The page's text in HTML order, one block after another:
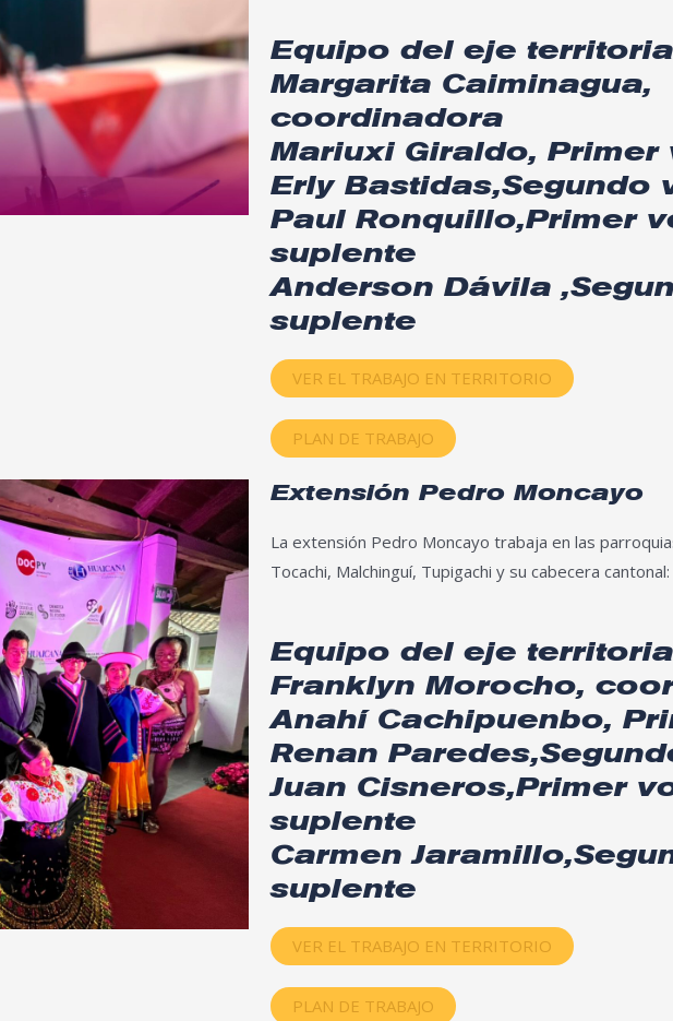
Equipo del eje
Margarita Caiminagua,
coordinadora
Mariuxi Giraldo, Primer
Erly Bastidas,Segundo
Paul Ronquillo,Primer
suplente
Anderson Dávila
suplente
VER EL TRABAJO EN TERRITORIO
PLAN DE TRABAJO
Extensión Pedro Moncayo
La extensión Pedro Moncayo trabaja en las
Tocachi, Malchinguí, Tupigachi y su cabecera
Equipo del eje
Franklyn Morocho,
Anahí Cachipuenbo,
Renan
Juan Cisneros,Primer
suplente
Carmen
suplente
VER EL TRABAJO EN TERRITORIO
PLAN DE TRABAJO